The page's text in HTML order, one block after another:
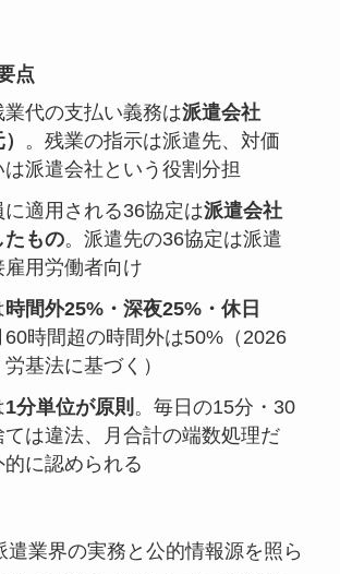
点
代の支払い義務は派遣会社
。残業の指示は派遣先、対価
派遣会社という役割分担
適用される36協定は派遣会社
たもの。派遣先の36協定は派遣
雇用労働者向け
時間外25%・深夜25%・休日
60時間超の時間外は50%（2026
基法に基づく）
1分単位が原則 。毎日の15分・30
ては違法、月合計の端数処理だ
的に認められる
遣業界の実務と公的情報源を照ら